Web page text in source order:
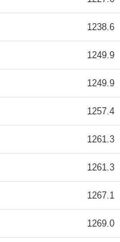
1238.6
1249.9
1249.9
1257.4
1261.3
1261.3
1267.1
1269.0